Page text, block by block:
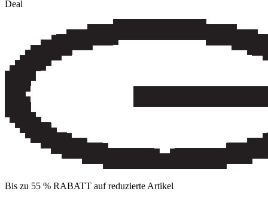
Deal
Bis zu 55 % RABATT auf reduzierte Artikel